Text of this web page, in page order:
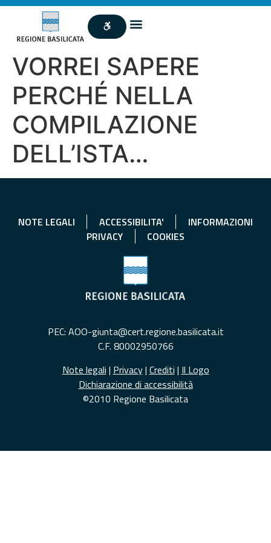
VORREI SAPERE
PERCHÉ NELLA
COMPILAZIONE
DELL’ISTA…
NOTE LEGALI ACCESSIBILITA'
INFORMAZIONI
PRIVACY
COOKIES
PEC: AOO-giunta@cert.regione.basilicata.it
C.F. 80002950766
Note legali | Privacy| Crediti | Il Logo
Dichiarazione di accessibilità
©2010 Regione Basilicata